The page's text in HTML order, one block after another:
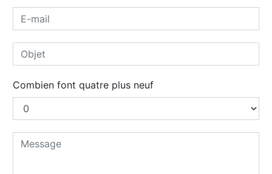
Combien font quatre plus neuf